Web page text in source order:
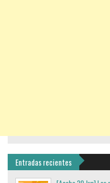
Entradas recientes